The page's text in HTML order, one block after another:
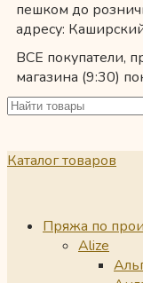
пешком до
адресу:
ВСЕ покупатели,
магазина (9:30)
Каталог товаров
Пряжа по
Alize